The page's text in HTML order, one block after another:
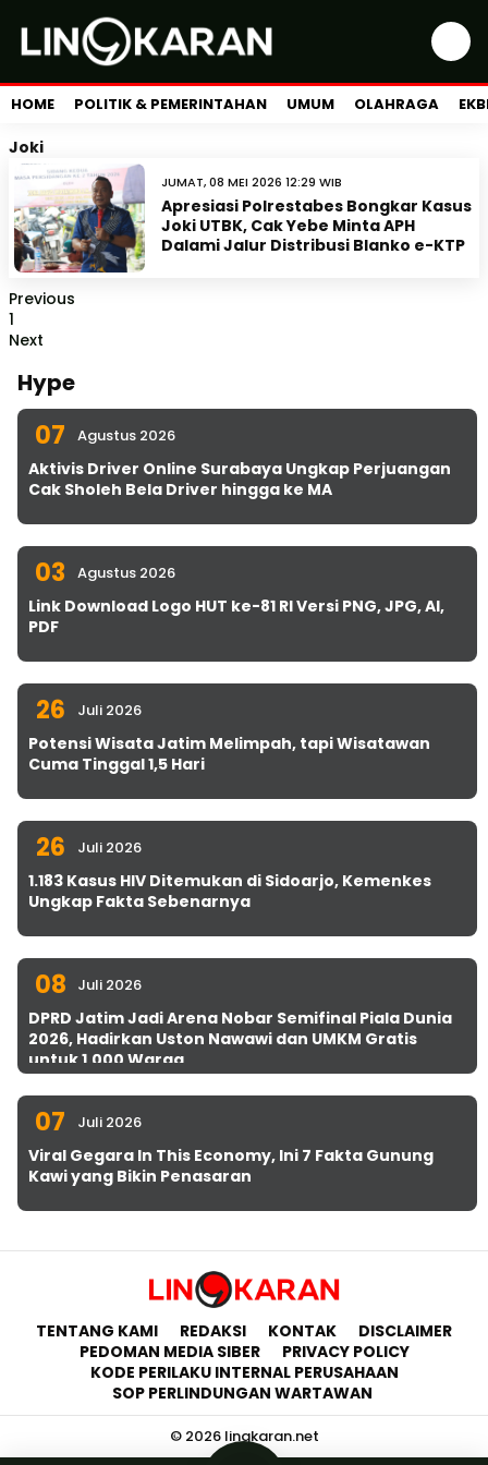
HOME POLITIK & PEMERINTAHAN UMUM OLAHRAGA
Joki
JUMAT, 08 MEI 2026 12:29 WIB
Apresiasi Polrestabes Bongkar Kasus
Joki UTBK, Cak Yebe Minta APH
Dalami Jalur Distribusi Blanko e-KTP
Previous
1
Next
Hype
07 Agustus 2026
Aktivis Driver Online Surabaya Ungkap Perjuangan
Cak Sholeh Bela Driver hingga ke MA
03 Agustus 2026
Link Download Logo HUT ke-81 RI Versi PNG, JPG, AI,
PDF
26 Juli 2026
Potensi Wisata Jatim Melimpah, tapi Wisatawan
Cuma Tinggal 1,5 Hari
26 Juli 2026
1.183 Kasus HIV Ditemukan di Sidoarjo, Kemenkes
Ungkap Fakta Sebenarnya
08 Juli 2026
DPRD Jatim Jadi Arena Nobar Semifinal Piala Dunia
2026, Hadirkan Uston Nawawi dan UMKM Gratis
untuk 1.000 Warga
07 Juli 2026
Viral Gegara In This Economy, Ini 7 Fakta Gunung
Kawi yang Bikin Penasaran
TENTANG KAMI REDAKSI KONTAK
DISCLAIMER
PEDOMAN MEDIA SIBER
PRIVACY POLICY
KODE PERILAKU INTERNAL PERUSAHAAN
SOP PERLINDUNGAN WARTAWAN
© 2026 lingkaran.net